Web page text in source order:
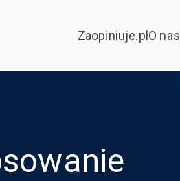
Zaopiniuje.plO nas